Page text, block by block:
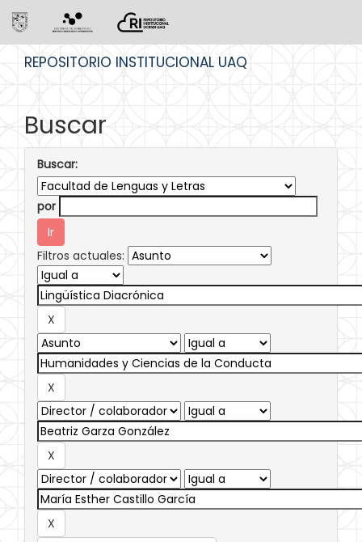
REPOSITORIO INSTITUCIONAL UAQ
Buscar
Buscar:
por
Filtros actuales: